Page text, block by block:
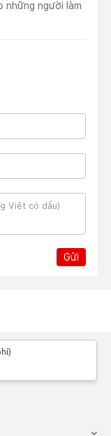
những người làm
Gửi